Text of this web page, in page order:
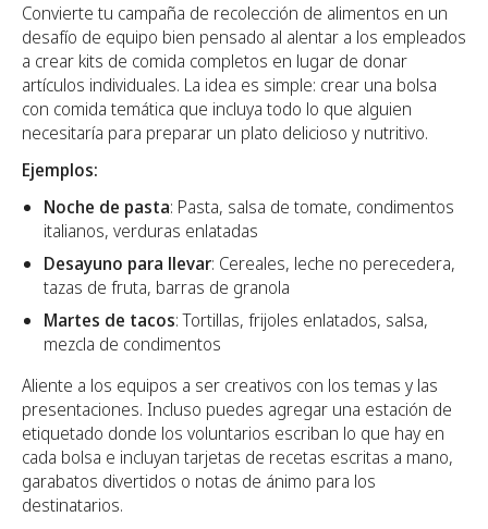
Convierte tu campaña de recolección de alimentos en un
desafío de equipo bien pensado al alentar a los empleados
a crear kits de comida completos en lugar de donar
artículos individuales. La idea es simple: crear una bolsa
con comida temática que incluya todo lo que alguien
necesitaría para preparar un plato delicioso y nutritivo.
Ejemplos:
Noche de pasta: Pasta, salsa de tomate, condimentos
italianos, verduras enlatadas
Desayuno para llevar: Cereales, leche no perecedera,
tazas de fruta, barras de granola
Martes de tacos: Tortillas, frijoles enlatados, salsa,
mezcla de condimentos
Aliente a los equipos a ser creativos con los temas y las
presentaciones. Incluso puedes agregar una estación de
etiquetado donde los voluntarios escriban lo que hay en
cada bolsa e incluyan tarjetas de recetas escritas a mano,
garabatos divertidos o notas de ánimo para los
destinatarios.